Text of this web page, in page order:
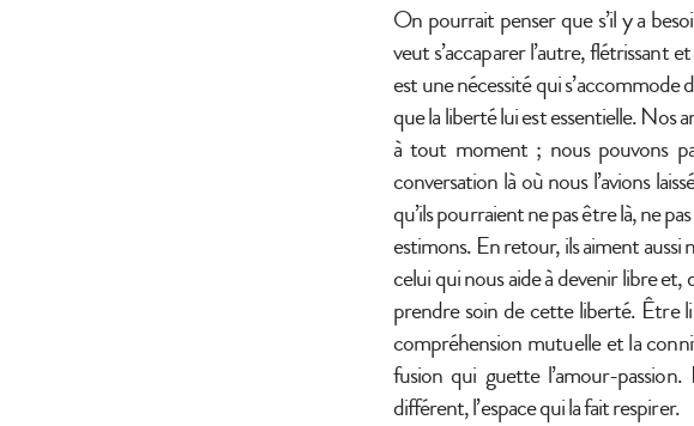
On pourrait penser que s’il y a
veut s’accaparer l’autre, flétrissant
est une nécessité qui s’accommode
que la liberté lui est essentielle. Nos
à tout moment ; nous pouvons
conversation là où nous l’avions
qu’ils pourraient ne pas être là, ne
estimons. En retour, ils aiment aussi
celui qui nous aide à devenir libre et,
prendre soin de cette liberté. Être
compréhension mutuelle et la
fusion qui guette l’amour-
différent, l’espace qui la fait respirer.